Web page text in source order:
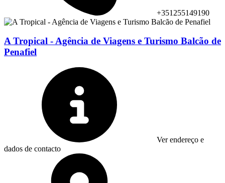
+351255149190
A Tropical - Agência de Viagens e Turismo Balcão de
Penafiel
Ver endereço e
dados de contacto